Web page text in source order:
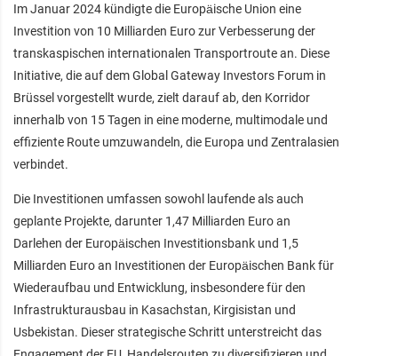
Im Januar 2024 kündigte die Europäische Union eine
Investition von 10 Milliarden Euro zur Verbesserung der
transkaspischen internationalen Transportroute an. Diese
Initiative, die auf dem Global Gateway Investors Forum in
Brüssel vorgestellt wurde, zielt darauf ab, den Korridor
innerhalb von 15 Tagen in eine moderne, multimodale und
effiziente Route umzuwandeln, die Europa und Zentralasien
verbindet.
Die Investitionen umfassen sowohl laufende als auch
geplante Projekte, darunter 1,47 Milliarden Euro an
Darlehen der Europäischen Investitionsbank und 1,5
Milliarden Euro an Investitionen der Europäischen Bank für
Wiederaufbau und Entwicklung, insbesondere für den
Infrastrukturausbau in Kasachstan, Kirgisistan und
Usbekistan. Dieser strategische Schritt unterstreicht das